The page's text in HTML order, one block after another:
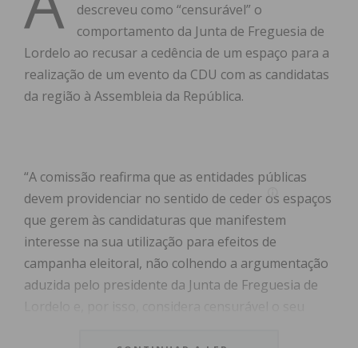
descreveu como “censurável” o
comportamento da Junta de Freguesia de
Lordelo ao recusar a cedência de um espaço para a
realização de um evento da CDU com as candidatas
da região à Assembleia da República.
“A comissão reafirma que as entidades públicas
devem providenciar no sentido de ceder os espaços
que gerem às candidaturas que manifestem
interesse na sua utilização para efeitos de
campanha eleitoral, não colhendo a argumentação
aduzida pelo presidente da Junta de Freguesia de